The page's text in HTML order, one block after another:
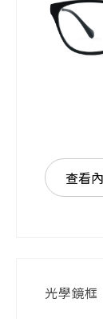
查看
光學鏡框